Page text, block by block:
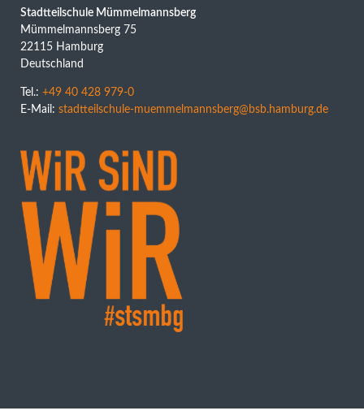
Stadtteilschule Mümmelmannsberg
Mümmelmannsberg 75
22115 Hamburg
Deutschland
Tel.: +49 40 428 979-0
E-Mail: stadtteilschule-muemmelmannsberg@bsb.hamburg.de